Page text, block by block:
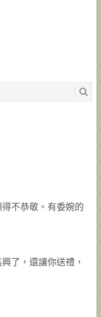
ㄥ
不恭敬。有委婉的
了，還讓你送禮，